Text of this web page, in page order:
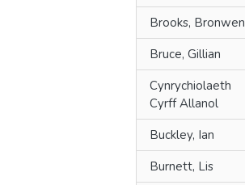
Brooks, Bronwen
Bruce, Gillian
Cynrychiolaeth
Cyrff Allanol
Buckley, Ian
Burnett, Lis